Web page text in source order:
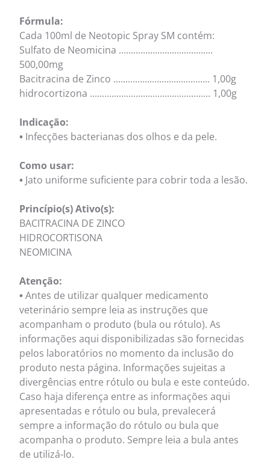
Fórmula:
Cada 100ml de Neotopic Spray SM contém:
Sulfato de Neomicina .......................................
500,00mg
Bacitracina de Zinco ........................................ 1,00g
hidrocortizona .................................................. 1,00g
Indicação:
• Infecções bacterianas dos olhos e da pele.
Como usar:
• Jato uniforme suficiente para cobrir toda a lesão.
Princípio(s) Ativo(s):
BACITRACINA DE ZINCO
HIDROCORTISONA
NEOMICINA
Atenção:
•Antes de utilizar qualquer medicamento
veterinário sempre leia as instruções que
acompanham o produto (bula ou rótulo). As
informações aqui disponibilizadas são fornecidas
pelos laboratórios no momento da inclusão do
produto nesta página. Informações sujeitas a
divergências entre rótulo ou bula e este conteúdo.
Caso haja diferença entre as informações aqui
apresentadas e rótulo ou bula, prevalecerá
sempre a informação do rótulo ou bula que
acompanha o produto. Sempre leia a bula antes
de utilizá-lo.